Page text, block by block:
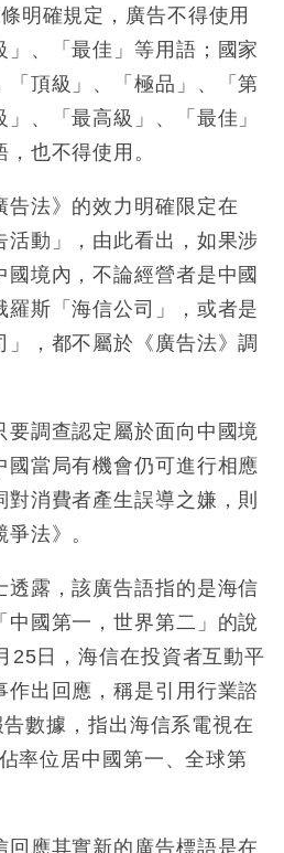
明確規定，廣告不得使用
」、「最佳」等用語；國家
「頂級」、「極品」、「第
、「最高級」、「最佳」
也不得使用。
告法》的效力明確限定在
活動」，由此看出，如果涉
境內，不論經營者是中國
羅斯「海信公司」，或者是
，都不屬於《廣告法》調
要調查認定屬於面向中國境
國當局有機會仍可進行相應
消費者產生誤導之嫌，則
法》。
透露，該廣告語指的是海信
中國第一，世界第二」的說
25日，海信在投資者互動平
作出回應，稱是引用行業諮
數據，指出海信系電視在
率位居中國第一、全球第
回應其實新的廣告標語是在